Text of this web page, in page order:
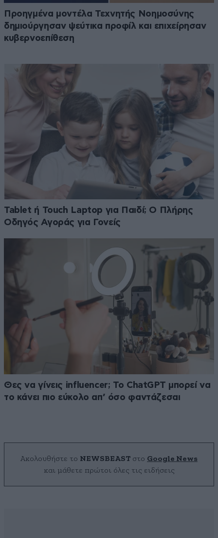
Προηγμένα μοντέλα Τεχνητής Νοημοσύνης
δημιούργησαν ψεύτικα προφίλ και επιχείρησαν
κυβερνοεπίθεση
Tablet ή Touch Laptop για Παιδί; Ο Πλήρης
Οδηγός Αγοράς για Γονείς
Θες να γίνεις influencer; Το ChatGPT μπορεί να
το κάνει πιο εύκολο απ’ όσο φαντάζεσαι
Ακολουθήστε το NEWSBEAST στο Google News
και μάθετε πρώτοι όλες τις ειδήσεις